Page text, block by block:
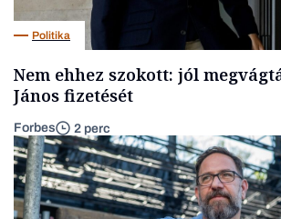
Politika
Nem ehhez szokott: jól
János fizetését
Forbes 2 perc